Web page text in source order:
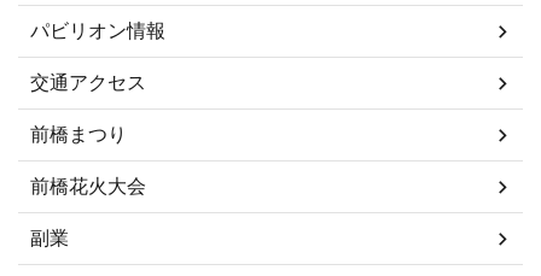
パビリオン情報
交通アクセス
前橋まつり
前橋花火大会
副業